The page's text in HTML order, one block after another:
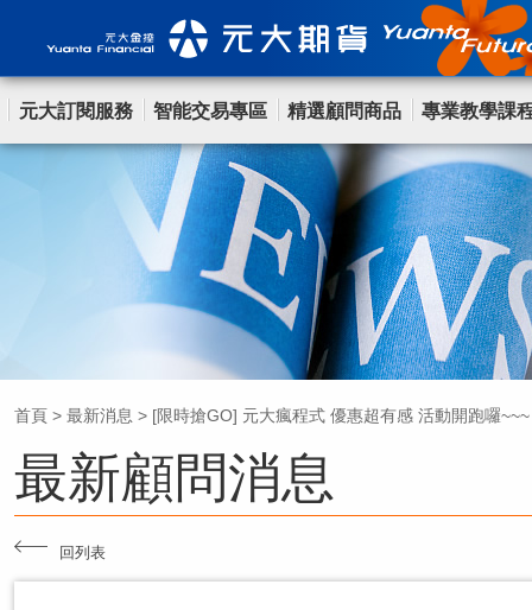
元大訂閱服務 智能交易專區 精選顧問商品 專業教學課
首頁 > 最新消息 > [限時搶GO] 元大瘋程式 優惠超有感 活動開跑囉~~~
最新顧問消息
回列表